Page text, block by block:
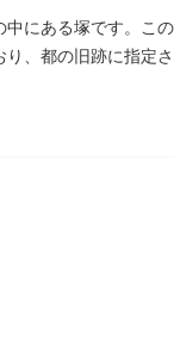
にある塚です。こ
、都の旧跡に指定さ
板碑には「弘安十
）境内には梅若に